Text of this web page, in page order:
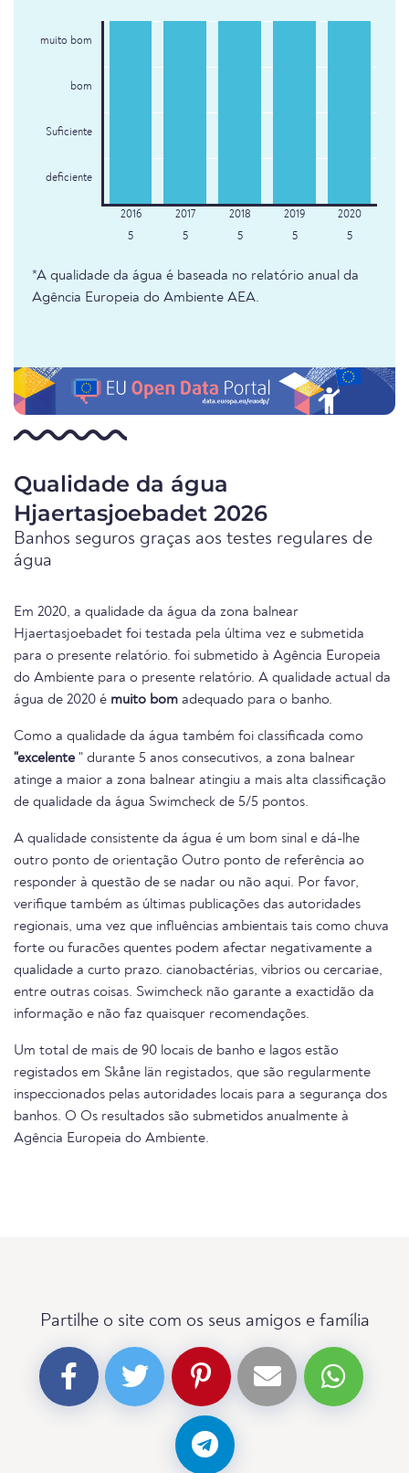
muito bom
bom
Suficiente
deficiente
5 5 5 5 5
*A qualidade da água é baseada no relatório anual da
Agência Europeia do Ambiente AEA.
Qualidade da água
Hjaertasjoebadet 2026
Banhos seguros graças aos testes regulares de
água
Em 2020, a qualidade da água da zona balnear
Hjaertasjoebadet foi testada pela última vez e submetida
para o presente relatório. foi submetido à Agência Europeia
do Ambiente para o presente relatório. A qualidade actual da
água de 2020 é muito bom adequado para o banho.
Como a qualidade da água também foi classificada como
"excelente " durante 5 anos consecutivos, a zona balnear
atinge a maior a zona balnear atingiu a mais alta classificação
de qualidade da água Swimcheck de 5/5 pontos.
A qualidade consistente da água é um bom sinal e dá-lhe
outro ponto de orientação Outro ponto de referência ao
responder à questão de se nadar ou não aqui. Por favor,
verifique também as últimas publicações das autoridades
regionais, uma vez que influências ambientais tais como chuva
forte ou furacões quentes podem afectar negativamente a
qualidade a curto prazo. cianobactérias, vibrios ou cercariae,
entre outras coisas. Swimcheck não garante a exactidão da
informação e não faz quaisquer recomendações.
Um total de mais de 90 locais de banho e lagos estão
registados em Skåne län registados, que são regularmente
inspeccionados pelas autoridades locais para a segurança dos
banhos. O Os resultados são submetidos anualmente à
Agência Europeia do Ambiente.
Partilhe o site com os seus amigos e família